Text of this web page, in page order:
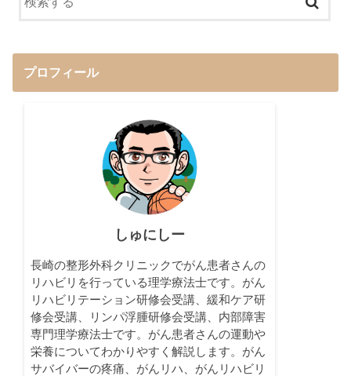
プロフィール
しゅにしー
長崎の整形外科クリニックでがん患者さんの
リハビリを行っている理学療法士です。がん
リハビリテーション研修会受講、緩和ケア研
修会受講、リンパ浮腫研修会受講、内部障害
専門理学療法士です。がん患者さんの運動や
栄養についてわかりやすく解説します。がん
サバイバーの疼痛、がんリハ、がんリハビリ